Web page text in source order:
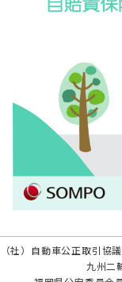
（社）自動車公正取引
九州